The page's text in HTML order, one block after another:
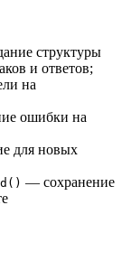
структуры
и ответов;
на
ошибки на
для новых
— сохранение